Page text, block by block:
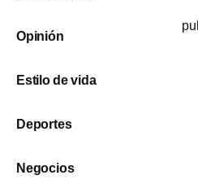
Opinión
Estilo de vida
Deportes
Negocios